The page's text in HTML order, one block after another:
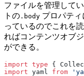
ファイルを管理して
トの .body プロパテ
っているのでこれを
ればコンテンツオブ
ができる。
import type {
import yaml from